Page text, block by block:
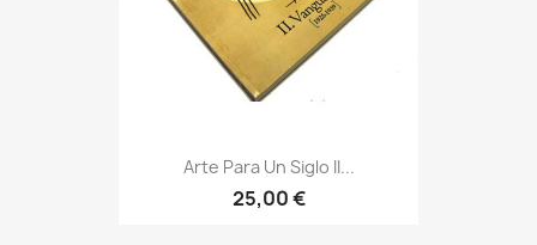
Arte Para Un Siglo II...
25,00 €